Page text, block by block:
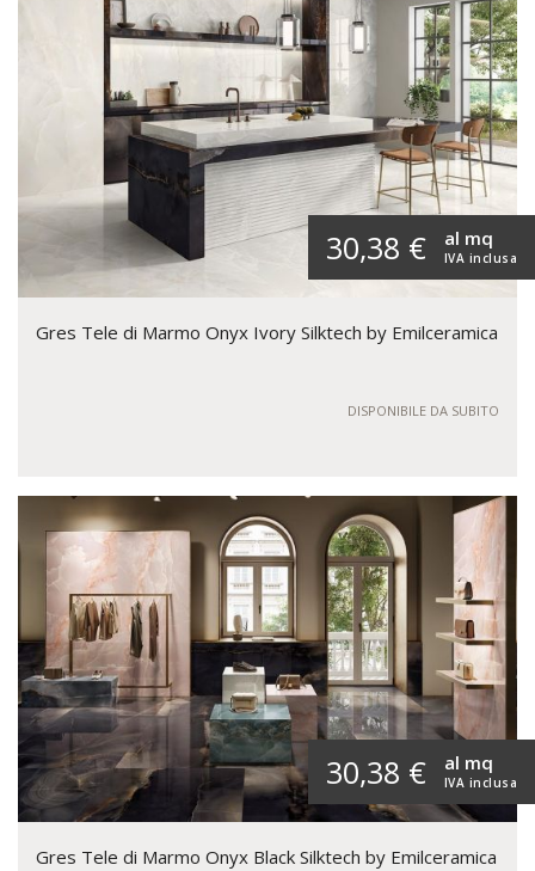
30,38 € IVA inclusa
al mq
Gres Tele di Marmo Onyx Ivory Silktech by Emilceramica
DISPONIBILE DA SUBITO
30,38 € IVA inclusa
al mq
Gres Tele di Marmo Onyx Black Silktech by Emilceramica